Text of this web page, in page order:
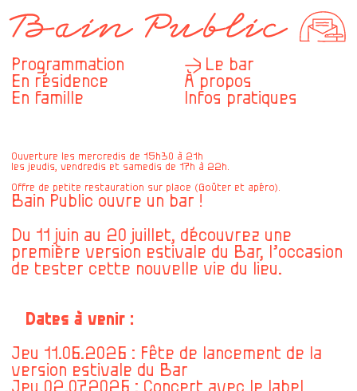
Programmation
En résidence
En famille
Le bar
À propos
Infos pratiques
Ouverture les mercredis de 15h30 à 21h
les jeudis, vendredis et samedis de 17h à 22h.
Offre de petite restauration sur place (Goûter et apéro).
Bain Public ouvre un bar !
Du 11 juin au 20 juillet, découvrez une
première version estivale du Bar, l’occasion
de tester cette nouvelle vie du lieu.
Dates à venir :
Jeu 11.06.2026 : Fête de lancement de la
version estivale du Bar
Jeu 02.07.2026 : Concert avec le label